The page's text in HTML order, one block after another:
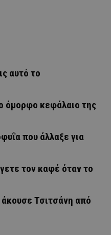
αυτό το
όμορφο κεφάλαιο της
που άλλαξε για
τον καφέ όταν το
Τσιτσάνη από